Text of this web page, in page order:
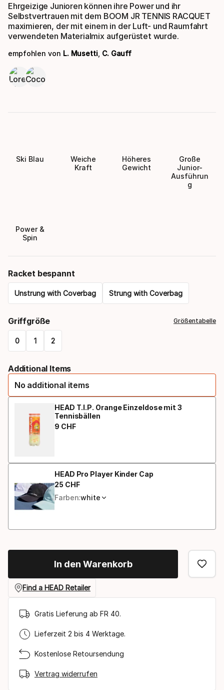
Ehrgeizige Junioren können ihre Power und ihr
Selbstvertrauen mit dem BOOM JR TENNIS RACQUET
maximieren, der mit einem in der Luft- und Raumfahrt
verwendeten Materialmix aufgerüstet wurde.
empfohlen von L. Musetti C. Gauff
Ski Blau
Weiche
Kraft
Höheres
Gewicht
Große
Junior-
Ausführun
g
Power &
Spin
Racket bespannt
Unstrung with Coverbag Strung with Coverbag
select
option:
bespannt
Griffgröße Größentabelle
0 1 2
select
option:
griffgröße
Additional Items
No additional items
HEAD T.I.P. Orange Einzeldose mit 3
Tennisbällen
9 CHF
Endpreis
HEAD Pro Player Kinder Cap
25 CHF
Endpreis
Farben:white
In den Warenkorb
Find a HEAD Retailer
Gratis Lieferung ab FR 40.
Lieferzeit 2 bis 4 Werktage.
Kostenlose Retoursendung
Vertrag widerrufen